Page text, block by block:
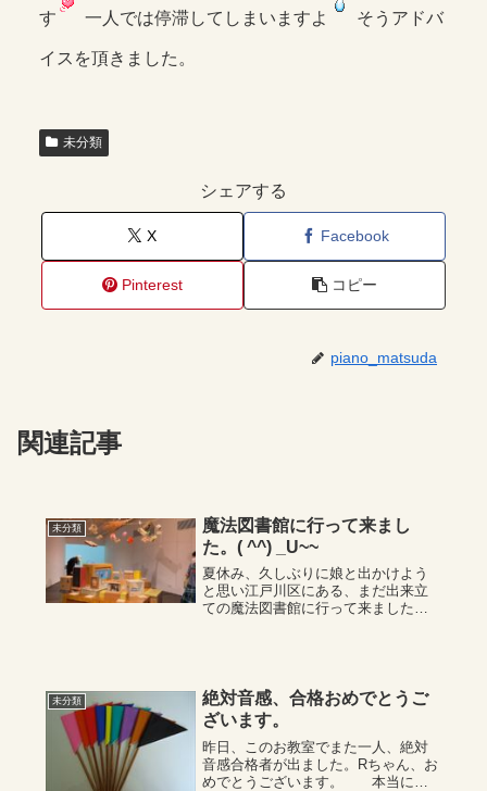
す 一人では停滞してしまいますよ そうアドバ
イスを頂きました。
未分類
シェアする
X Facebook
Pinterest コピー
piano_matsuda
関連記事
未分類
魔法図書館に行って来まし
た。( ^^) _U~~
夏休み、久しぶりに娘と出かけよう
と思い江戸川区にある、まだ出来立
ての魔法図書館に行って来ました。
しげなおしゃれな建...
未分類
絶対音感、合格おめでとうご
ざいます。
昨日、このお教室でまた一人、絶対
音感合格者が出ました。Rちゃん、お
めでとうございます。 本当に良